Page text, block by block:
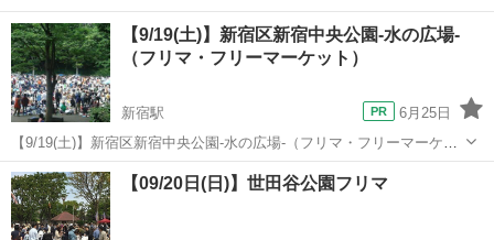
【9/19(土)】新宿区新宿中央公園-水の広場-
（フリマ・フリーマーケット）
新宿駅
6月25日
【9/19(土)】新宿区新宿中央公園-水の広場-（フリマ・フリーマーケッ
ト） ＪＲ線『新宿』駅徒歩8分 大江戸線『都庁前』駅前(A5出口)すぐ
【開 催 日】 9月19日(土) 【開催時間】 9時～15時...
東京 新宿区 新宿駅 フリーマーケット 会場
【09/20日(日)】世田谷公園フリマ